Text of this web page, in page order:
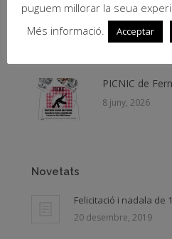
Beques NESE
11 juny, 2026
PICNIC de
8 juny, 2026
Novetats
Felicitació i nadala de
20 desembre, 2019
puguem millorar la seua
Més informació.
Acceptar